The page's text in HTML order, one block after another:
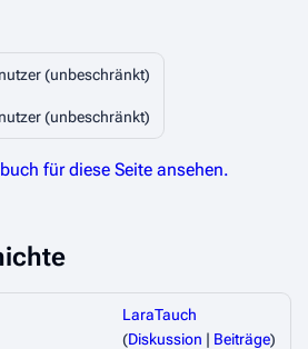
(unbeschränkt)
(unbeschränkt)
für diese Seite ansehen.
LaraTauch
(Diskussion | Beiträge)